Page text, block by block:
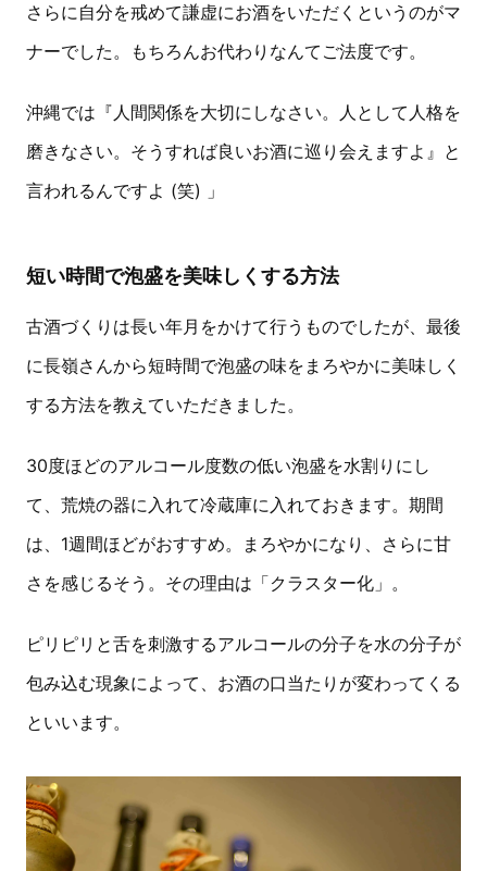
さらに自分を戒めて謙虚にお酒をいただくというのがマ
ナーでした。もちろんお代わりなんてご法度です。
沖縄では『人間関係を大切にしなさい。人として人格を
磨きなさい。そうすれば良いお酒に巡り会えますよ』と
言われるんですよ (笑) 」
短い時間で泡盛を美味しくする方法
古酒づくりは長い年月をかけて行うものでしたが、最後
に長嶺さんから短時間で泡盛の味をまろやかに美味しく
する方法を教えていただきました。
30度ほどのアルコール度数の低い泡盛を水割りにし
て、荒焼の器に入れて冷蔵庫に入れておきます。期間
は、1週間ほどがおすすめ。まろやかになり、さらに甘
さを感じるそう。その理由は「クラスター化」。
ピリピリと舌を刺激するアルコールの分子を水の分子が
包み込む現象によって、お酒の口当たりが変わってくる
といいます。